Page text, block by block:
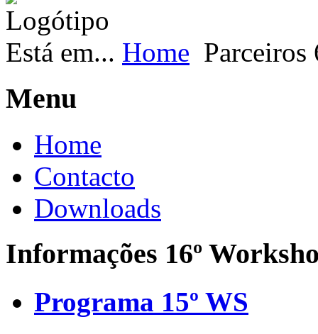
Está em... Home Parceiros
Menu
Home
Contacto
Downloads
Informações 16º
Programa 15º WS